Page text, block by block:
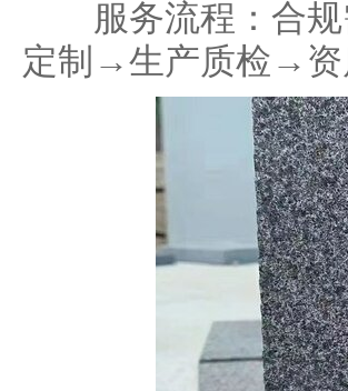
服务流程：合规
定制→生产质检→